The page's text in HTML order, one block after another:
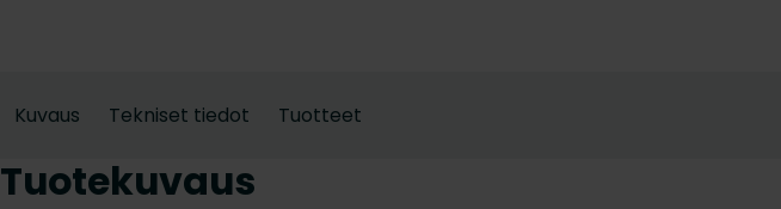
Kuvaus Tekniset tiedot Tuotteet
Tuotekuvaus